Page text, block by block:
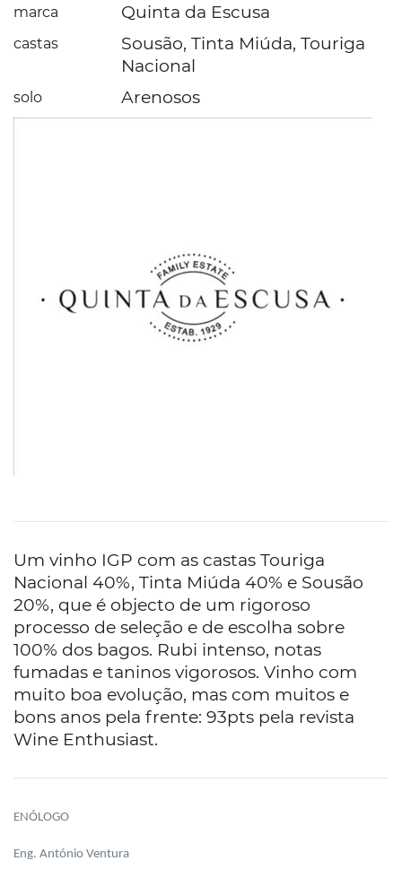
marca Quinta da Escusa
castas
Sousão, Tinta Miúda, Touriga
Nacional
solo Arenosos
Um vinho IGP com as castas Touriga
Nacional 40%, Tinta Miúda 40% e Sousão
20%, que é objecto de um rigoroso
processo de seleção e de escolha sobre
100% dos bagos. Rubi intenso, notas
fumadas e taninos vigorosos. Vinho com
muito boa evolução, mas com muitos e
bons anos pela frente: 93pts pela revista
Wine Enthusiast.
ENÓLOGO
Eng. António Ventura